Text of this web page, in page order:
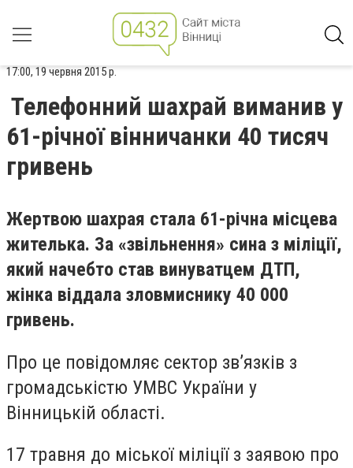
17:00, 19 червня 2015 р.
Телефонний шахрай виманив у
61-річної вінничанки 40 тисяч
гривень
Жертвою шахрая стала 61-річна місцева
жителька. За «звільнення» сина з міліції,
який начебто став винуватцем ДТП,
жінка віддала зловмиснику 40 000
гривень.
Про це повідомляє сектор зв’язків з
громадськістю УМВС України у
Вінницькій області.
17 травня до міської міліції з заявою про